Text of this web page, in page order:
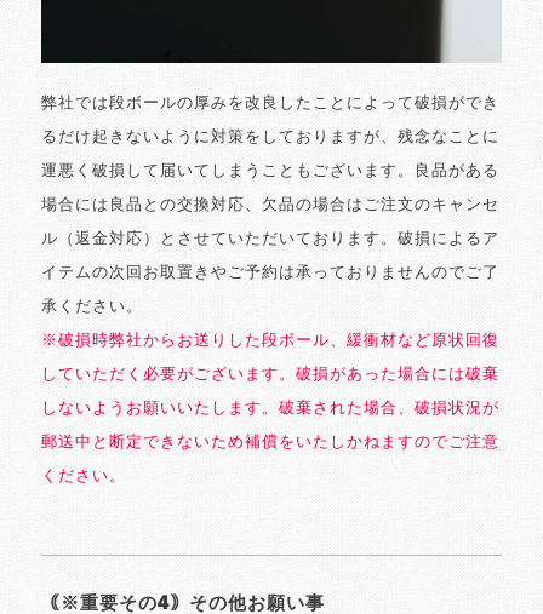
弊社では段ボールの厚みを改良したことによって破損ができ
るだけ起きないように対策をしておりますが、残念なことに
運悪く破損して届いてしまうこともございます。良品がある
場合には良品との交換対応、欠品の場合はご注文のキャンセ
ル（返金対応）とさせていただいております。破損によるア
イテムの次回お取置きやご予約は承っておりませんのでご了
承ください。
※破損時弊社からお送りした段ボール、緩衝材など原状回復
していただく必要がございます。破損があった場合には破棄
しないようお願いいたします。破棄された場合、破損状況が
郵送中と断定できないため補償をいたしかねますのでご注意
ください。
｟※重要その4｠その他お願い事